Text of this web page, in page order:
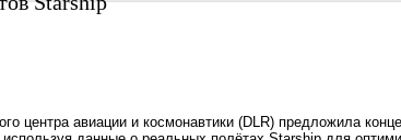
центра авиации и космонавтики (DLR) предложила